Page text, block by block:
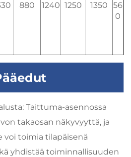
880 1240 1250 1350
56
0
Taittuma-asennossa
takaosan näkyvyyttä, ja
toimia tilapäisenä
yhdistää toiminnallisuuden